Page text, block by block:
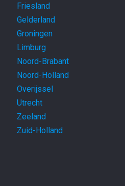
Friesland
Gelderland
Groningen
Limburg
Noord-Brabant
Noord-Holland
Overijssel
Utrecht
Zeeland
Zuid-Holland